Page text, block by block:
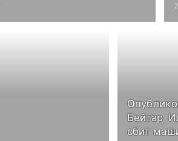
Бейтар-
сбит